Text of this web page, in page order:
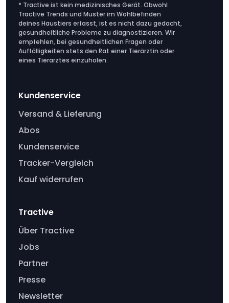
* Tractive ist kein medizinisches Gerät. Obwohl
Tractive Trends und Muster im Wohlbefinden
deines Haustiers erfasst, ist es nicht dazu gedacht,
gesundheitliche Probleme zu diagnostizieren. Wir
empfehlen, bei gesundheitlichen Fragen oder
Auffälligkeiten stets den Rat einer Tierärztin oder
eines Tierarztes einzuholen.
Kundenservice
Versand & Lieferung
Abos
Kundenservice
Tracker-Vergleich
Kauf widerrufen
Tractive
Über Tractive
Jobs
Partner
Presse
Newsletter